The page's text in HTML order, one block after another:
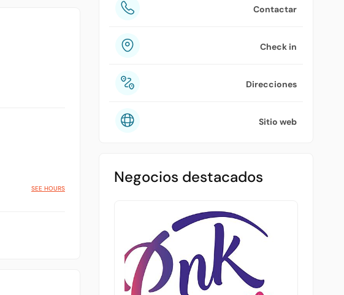
SEE HOURS
Contactar
Check in
Direcciones
Sitio web
Negocios destacados